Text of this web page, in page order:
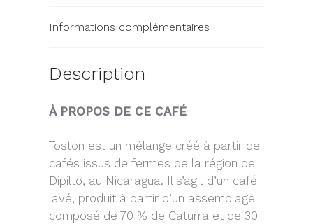
Informations complémentaires
Description
À PROPOS DE CE CAFÉ
Tostón est un mélange créé à partir de
cafés issus de fermes de la région de
Dipilto, au Nicaragua. Il s’agit d’un café
lavé, produit à partir d’un assemblage
composé de 70 % de Caturra et de 30